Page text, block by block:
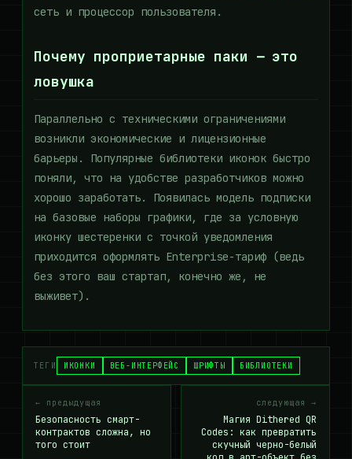
сеть и процессор пользователя.
Почему проприетарные паки — это
ловушка
Параллельно с техническими ограничениями
возникли экономические и лицензионные
барьеры. Популярные библиотеки иконок быстро
поняли, что на удобстве разработчиков можно
хорошо заработать. Появилась модель подписки
на базовые наборы графики, где за условную
иконку шестеренки с точкой уведомления
приходится оформлять Enterprise-тариф (ведь
без этого ваш стартап, конечно же, не
выживет).
ТЕГИ ИКОНКИ ВЕБ-ИНТЕРФЕЙС ШРИФТЫ БИБЛИОТЕКИ
← предыдущая
Безопасность смарт-
контрактов сложна, но
того стоит
следующая →
Магия Dithered QR
Codes: как превратить
скучный черно-белый